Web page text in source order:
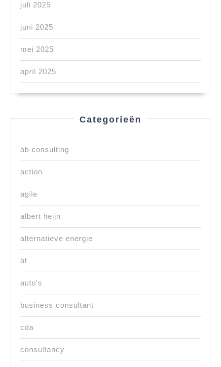
juli 2025
juni 2025
mei 2025
april 2025
Categorieën
ab consulting
action
agile
albert heijn
alternatieve energie
at
auto's
business consultant
cda
consultancy